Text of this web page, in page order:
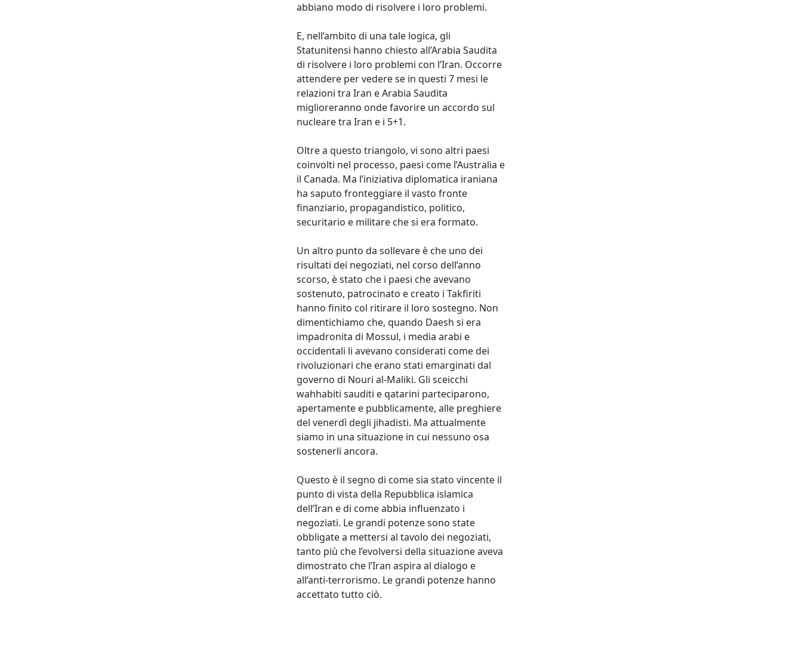
abbiano modo di risolvere i loro problemi.
E, nell’ambito di una tale logica, gli
Statunitensi hanno chiesto all’Arabia Saudita
di risolvere i loro problemi con l’Iran. Occorre
attendere per vedere se in questi 7 mesi le
relazioni tra Iran e Arabia Saudita
miglioreranno onde favorire un accordo sul
nucleare tra Iran e i 5+1.
Oltre a questo triangolo, vi sono altri paesi
coinvolti nel processo, paesi come l’Australia e
il Canada. Ma l’iniziativa diplomatica iraniana
ha saputo fronteggiare il vasto fronte
finanziario, propagandistico, politico,
securitario e militare che si era formato.
Un altro punto da sollevare è che uno dei
risultati dei negoziati, nel corso dell’anno
scorso, è stato che i paesi che avevano
sostenuto, patrocinato e creato i Takfiriti
hanno finito col ritirare il loro sostegno. Non
dimentichiamo che, quando Daesh si era
impadronita di Mossul, i media arabi e
occidentali li avevano considerati come dei
rivoluzionari che erano stati emarginati dal
governo di Nouri al-Maliki. Gli sceicchi
wahhabiti sauditi e qatarini parteciparono,
apertamente e pubblicamente, alle preghiere
del venerdì degli jihadisti. Ma attualmente
siamo in una situazione in cui nessuno osa
sostenerli ancora.
Questo è il segno di come sia stato vincente il
punto di vista della Repubblica islamica
dell’Iran e di come abbia influenzato i
negoziati. Le grandi potenze sono state
obbligate a mettersi al tavolo dei negoziati,
tanto più che l’evolversi della situazione aveva
dimostrato che l’Iran aspira al dialogo e
all’anti-terrorismo. Le grandi potenze hanno
accettato tutto ciò.